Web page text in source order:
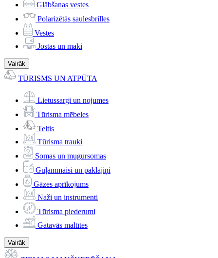
Glābšanas vestes
Polarizētās saulesbrilles
Vestes
Jostas un maki
Vairāk
TŪRISMS UN ATPŪTA
Lietussargi un nojumes
Tūrisma mēbeles
Teltis
Tūrisma trauki
Somas un mugursomas
Guļammaisi un paklājiņi
Gāzes aprīkojums
Naži un instrumenti
Tūrisma piederumi
Gatavās maltītes
Vairāk